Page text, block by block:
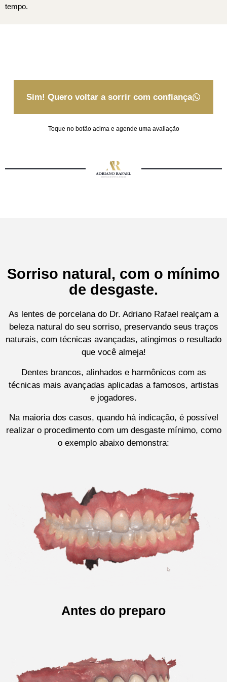
tempo.
Sim! Quero voltar a sorrir com confiança
Toque no botão acima e agende uma avaliação
Sorriso natural, com o mínimo
de desgaste.
As lentes de porcelana do Dr. Adriano Rafael realçam a
beleza natural do seu sorriso, preservando seus traços
naturais, com técnicas avançadas, atingimos o resultado
que você almeja!
Dentes brancos, alinhados e harmônicos com as
técnicas mais avançadas aplicadas a famosos, artistas
e jogadores.
Na maioria dos casos, quando há indicação, é possível
realizar o procedimento com um desgaste mínimo, como
o exemplo abaixo demonstra:
Antes do preparo